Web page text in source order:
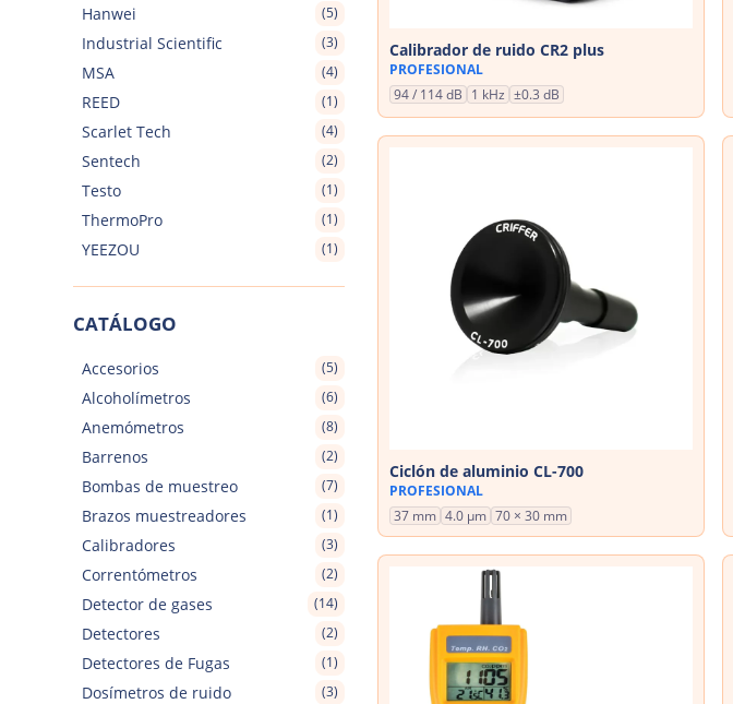
Hanwei (5)
Industrial Scientific (3)
MSA (4)
REED (1)
Scarlet Tech (4)
Sentech (2)
Testo (1)
ThermoPro (1)
YEEZOU (1)
CATÁLOGO
Accesorios (5)
Alcoholímetros (6)
Anemómetros (8)
Barrenos (2)
Bombas de muestreo (7)
Brazos muestreadores (1)
Calibradores (3)
Correntómetros (2)
Detector de gases (14)
Detectores (2)
Detectores de Fugas (1)
Dosímetros de ruido (3)
Calibrador de ruido CR2 plus
PROFESIONAL
94 / 114 dB 1 kHz ±0.3 dB
Ciclón de aluminio CL-700
PROFESIONAL
37 mm 4.0 µm 70 × 30 mm